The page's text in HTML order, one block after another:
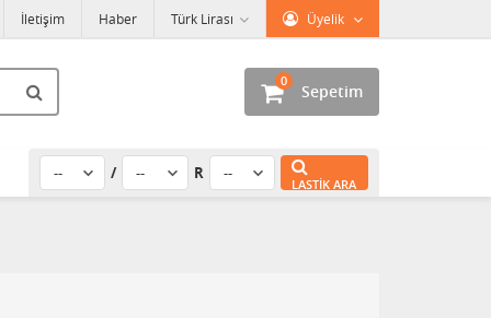
Üyelik
Türk Lirası
İletişim Haber
Sepetim
0
/ R
LASTIK ARA